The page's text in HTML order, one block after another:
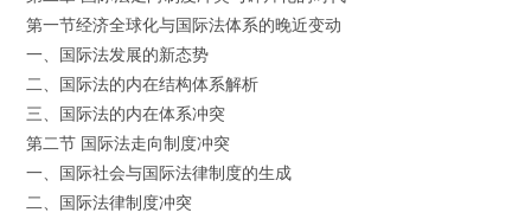
第一节经济全球化与国际法体系的晚近变动
一、国际法发展的新态势
二、国际法的内在结构体系解析
三、国际法的内在体系冲突
第二节 国际法走向制度冲突
一、国际社会与国际法律制度的生成
二、国际法律制度冲突